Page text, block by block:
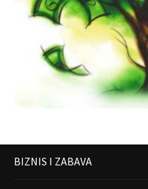
BIZNIS I ZABAVA